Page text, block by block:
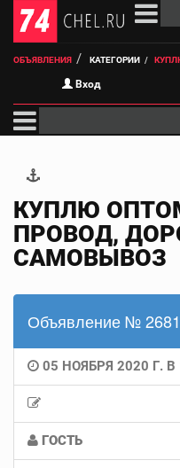
ОБЪЯВЛЕНИЯ КАТЕГОРИИ
Вход
КУПЛЮ
ПРОВОД,
САМОВЫВОЗ
Объявление №
05 НОЯБРЯ 2020 Г. В
ГОСТЬ